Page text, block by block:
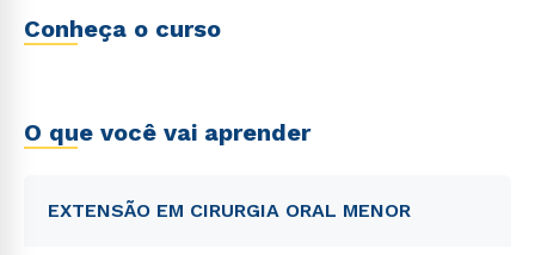
Conheça o curso
O que você vai aprender
EXTENSÃO EM CIRURGIA ORAL MENOR